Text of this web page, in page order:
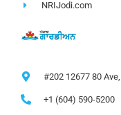
NRIJodi.com
#202 12677 80
+1 (604) 590-5200